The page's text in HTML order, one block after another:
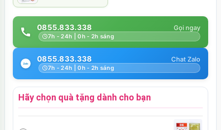
0855.833.338
7h - 24h | 0h - 2h sáng
0855.833.338
7h - 24h | 0h - 2h sáng
Hãy chọn quà tặng dành cho bạn